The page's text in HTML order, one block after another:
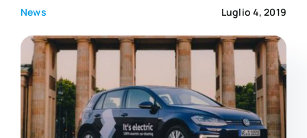
Academy
News Luglio 4, 2019